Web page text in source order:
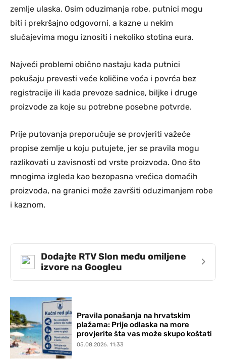
zemlje ulaska. Osim oduzimanja robe, putnici mogu
biti i prekršajno odgovorni, a kazne u nekim
slučajevima mogu iznositi i nekoliko stotina eura.
Najveći problemi obično nastaju kada putnici
pokušaju prevesti veće količine voća i povrća bez
registracije ili kada prevoze sadnice, biljke i druge
proizvode za koje su potrebne posebne potvrde.
Prije putovanja preporučuje se provjeriti važeće
propise zemlje u koju putujete, jer se pravila mogu
razlikovati u zavisnosti od vrste proizvoda. Ono što
mnogima izgleda kao bezopasna vrećica domaćih
proizvoda, na granici može završiti oduzimanjem robe
i kaznom.
Dodajte RTV Slon među omiljene
izvore na Googleu
›
Pravila ponašanja na hrvatskim
plažama: Prije odlaska na more
provjerite šta vas može skupo koštati
05.08.2026. 11:33